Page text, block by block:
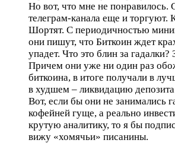
Но вот, что мне не понравилось.
телеграм-канала еще и торгуют.
Шортят. С периодичностью
они пишут, что Биткоин ждет
упадет. Что это блин за гадалки?
Причем они уже ни один раз
биткоина, в итоге получали в
в худшем – ликвидацию
Вот, если бы они не занимались
кофейней гуще, а реально
крутую аналитику, то я бы
вижу «хомячьи» писанины.